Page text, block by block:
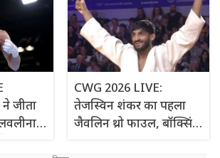
जीता
CWG 2026 LIVE:
तेजस्विन शंकर का पहला
जैवलिन थ्रो फाउल, बॉक्सिंग